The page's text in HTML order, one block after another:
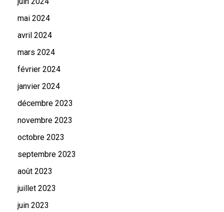
mai 2024
avril 2024
mars 2024
février 2024
janvier 2024
décembre 2023
novembre 2023
octobre 2023
septembre 2023
août 2023
juillet 2023
juin 2023